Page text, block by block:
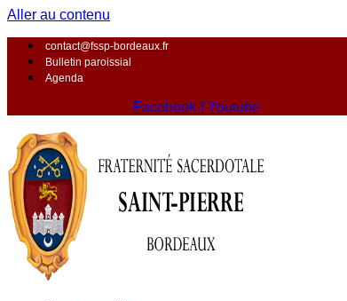
Aller au contenu
contact@fssp-bordeaux.fr
Bulletin paroissial
Agenda
Facebook-f Youtube